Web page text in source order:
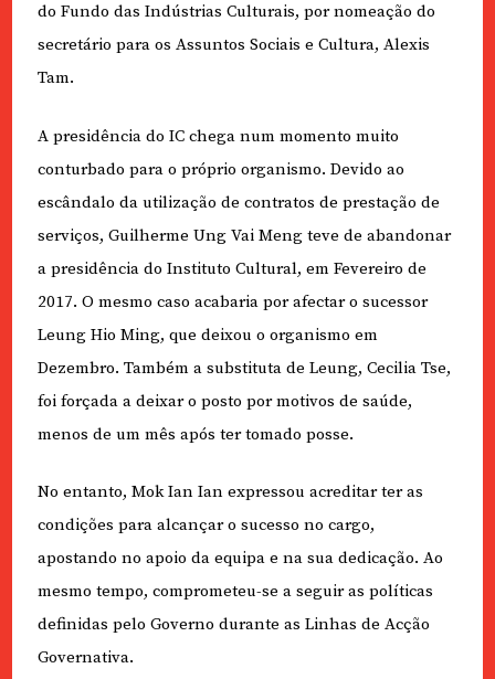
do Fundo das Indústrias Culturais, por nomeação do
secretário para os Assuntos Sociais e Cultura, Alexis
Tam.
A presidência do IC chega num momento muito
conturbado para o próprio organismo. Devido ao
escândalo da utilização de contratos de prestação de
serviços, Guilherme Ung Vai Meng teve de abandonar
a presidência do Instituto Cultural, em Fevereiro de
2017. O mesmo caso acabaria por afectar o sucessor
Leung Hio Ming, que deixou o organismo em
Dezembro. Também a substituta de Leung, Cecilia Tse,
foi forçada a deixar o posto por motivos de saúde,
menos de um mês após ter tomado posse.
No entanto, Mok Ian Ian expressou acreditar ter as
condições para alcançar o sucesso no cargo,
apostando no apoio da equipa e na sua dedicação. Ao
mesmo tempo, comprometeu-se a seguir as políticas
definidas pelo Governo durante as Linhas de Acção
Governativa.